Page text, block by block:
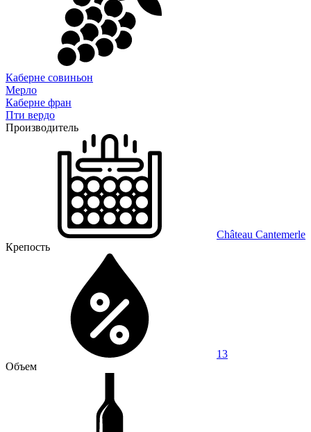
Каберне совиньон
Мерло
Каберне фран
Пти вердо
Производитель
Château Cantemerle
Крепость
13
Объем